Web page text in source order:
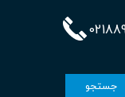
جستجو